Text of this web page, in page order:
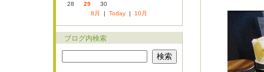
28
29
30
8月
| Today | 10月
ブログ内検索